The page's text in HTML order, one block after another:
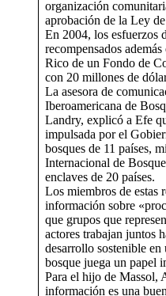
organización
aprobación de la Ley
En 2004, los esfuerzos
recompensados
Rico de un Fondo de
con 20 millones de
La asesora de
Iberoamericana de
Landry, explicó a Efe
impulsada por el
bosques de 11 países,
Internacional de
enclaves de 20 países.
Los miembros de estas
información sobre
que grupos que
actores trabajan juntos
desarrollo sostenible en
bosque juega un papel
Para el hijo de Massol,
información es una